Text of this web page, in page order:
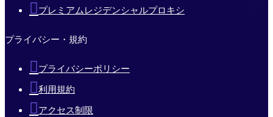
プレミアムレジデンシャルプロキシ
プライバシー・規約
プライバシーポリシー
利用規約
アクセス制限